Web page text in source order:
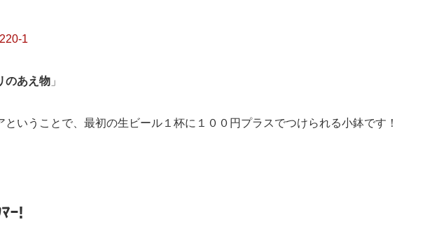
のあえ物 」
ということで、最初の生ビール１杯に１００円プラスでつけられる小鉢です！
ｰ!